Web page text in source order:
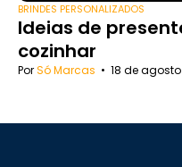
BRINDES PERSONALIZADOS
Ideias de
cozinhar
PorSó Marcas • 18 de